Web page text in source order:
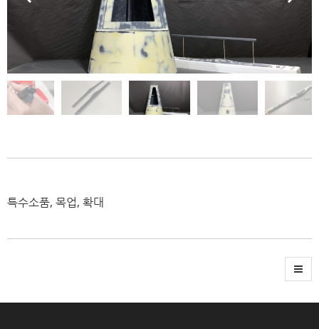
특수소품, 목업, 확대